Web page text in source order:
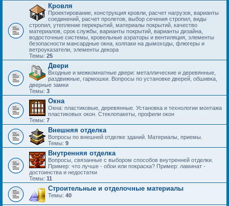
Кровля
Проектирование, конструкция кровли, расчет нагрузок, варианты
соединений, расчет пролетов, выбор сечения стропил, виды
стропил, утепление перекрытий, материалы покрытий, качество
материалов, срок службы, варианты покрытий, варианты дизайна,
водосточные системы, кровельные аэраторы и вентиляция, элементы
безопасности мансардные окна, колпаки на дымоходы, флюгеры и
ветроуказатели, элементы декора
Темы: 25
Двери
Входные и межкомнатные двери: металлические и деревянные,
раздвижные, гармошки. Вопросы по установке дверей, обшивка,
дверные замки
Темы: 3
Окна
Окна: пластиковые, деревянные. Установка и технологии монтажа
пластиковых окон. Стеклопакеты, профили окон
Темы: 7
Внешняя отделка
Вопросы по внешней отделке зданий. Материалы, приемы.
Темы: 9
Внутренняя отделка
Вопросы, связанные с выбором способов внутренней отделки.
Пример: что лучше - обои или покраска? Пример: ламинат -
достоинства и недостатки
Темы: 11
Строительные и отделочные материалы
Темы: 40